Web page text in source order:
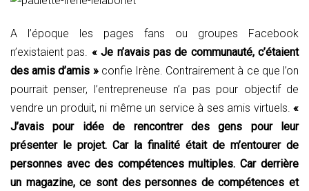
A l’époque les pages fans ou groupes Facebook
n’existaient pas. « Je n’avais pas de communauté, c’étaient
des amis d’amis »confie Irène. Contrairement à ce que l’on
pourrait penser, l’entrepreneuse n’a pas pour objectif de
vendre un produit, ni même un service à ses amis virtuels. «
J’avais pour idée de rencontrer des gens pour leur
présenter le projet. Car la finalité était de m’entourer de
personnes avec des compétences multiples. Car derrière
un magazine, ce sont des personnes de compétences et